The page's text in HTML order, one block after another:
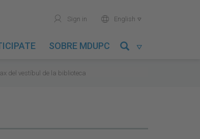
user Sign in world English 
SOBRE MDUPC 
del vestíbul de la biblioteca